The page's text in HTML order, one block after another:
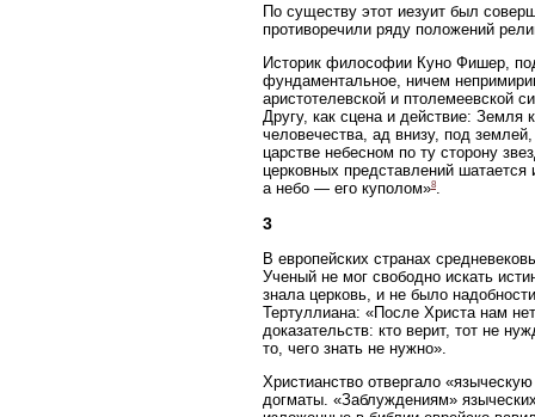
По существу этот иезуит был
противоречили ряду положений
Историк философии Куно Фишер,
фундаментальное, ничем
аристотелевской и птолемеевской
Другу, как сцена и действие: Земля
человечества, ад внизу, под
царстве небесном по ту сторону
церковных представлений
а небо — его куполом»8.
3
В европейских странах
Ученый не мог свободно искать
знала церковь, и не было
Тертуллиана: «После Христа нам
доказательств: кто верит, тот не
то, чего знать не нужно».
Христианство отвергало
догматы. «Заблуждениям»